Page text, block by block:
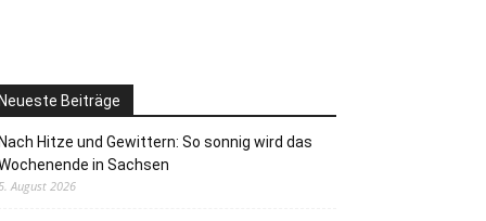
Beiträge
Hitze und Gewittern: So sonnig wird das
in Sachsen
August 2026